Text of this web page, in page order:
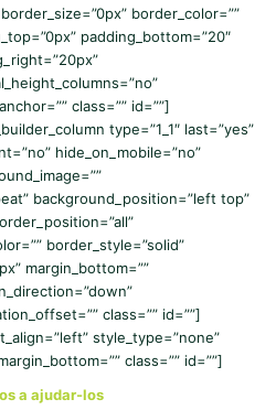
border_color=””
padding_bottom=”20″
class=”” id=””]
type=”1_1″ last=”yes”
hide_on_mobile=”no”
background_position=”left top”
border_style=”solid”
margin_bottom=””
class=”” id=””]
style_type=”none”
class=”” id=””]
a ajudar-los